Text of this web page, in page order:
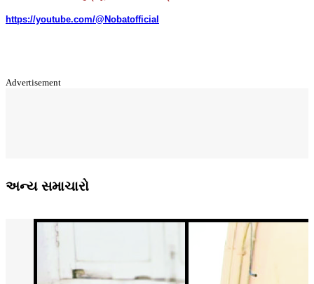
https://youtube.com/@Nobatofficial
Advertisement
અન્ય સમાચારો